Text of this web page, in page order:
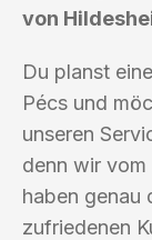
von
Du planst
Pécs und
unseren
denn wir
haben genau
zufriedenen